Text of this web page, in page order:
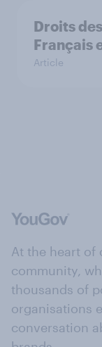
Droits
Français
Article
At the heart of
community,
thousands of
organisations
conversation